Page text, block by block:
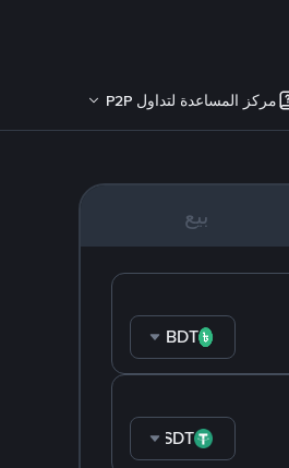
مركز المساعدة لتداول P2P
بيع
BDT
USDT